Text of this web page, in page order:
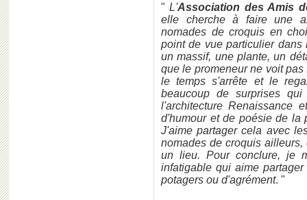
"L'Association des Amis
elle cherche à faire une
nomades de croquis en
point de vue particulier
un massif, une plante, un
que le promeneur ne voit
le temps s'arrête et le
beaucoup de surprises
l'architecture Renaissance
d'humour et de poésie de la
J'aime partager cela avec
nomades de croquis
un lieu. Pour conclure, je
infatigable qui aime
potagers ou d'agrément. "